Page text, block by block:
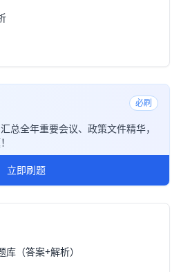
必刷
总全年重要会议、政策文件精华，
立即刷题
库（答案+解析）